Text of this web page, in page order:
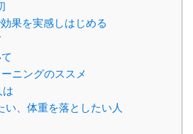
果を実感しはじめる
ニングのススメ
い、体重を落としたい人